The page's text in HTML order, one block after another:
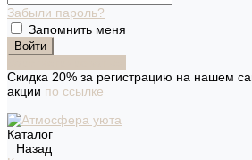
Забыли пароль?
Запомнить меня
Скидка 20% за регистрацию на нашем
акции по ссылке
Каталог
Назад